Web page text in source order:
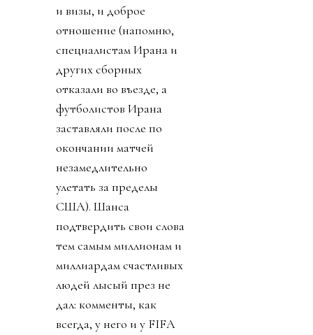
и визы, и доброе
отношение (напомню,
специалистам Ирана и
других сборных
отказали во въезде, а
футболистов Ирана
заставляли после по
окончании матчей
незамедлительно
улетать за пределы
США). Шанса
подтвердить свои слова
тем самым миллионам и
миллиардам счастливых
людей лысый през не
дал: комменты, как
всегда, у него и у FIFA